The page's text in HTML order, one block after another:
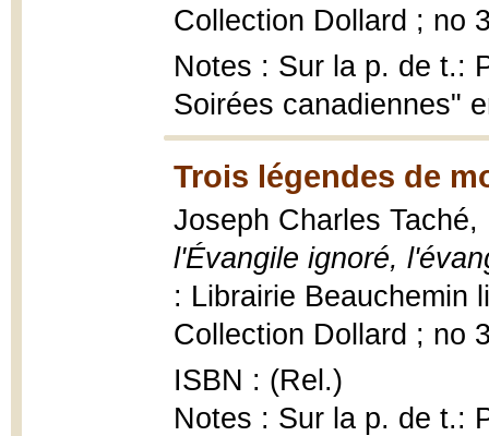
Collection Dollard ; no
Notes : Sur la p. de t.:
Soirées canadiennes"
Trois légendes de
Joseph Charles Taché,
l'Évangile ignoré,
: Librairie Beauchemin
Collection Dollard ; no
ISBN : (Rel.)
Notes : Sur la p. de t.: